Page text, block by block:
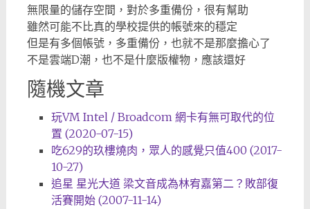
無限量的儲存空間，對於多重備份，很有幫助
雖然可能不比真的學校提供的帳號來的穩定
但是有多個帳號，多重備份，也就不是那麼擔心了
不是雲端D潮，也不是什麼版權物，應該還好
隨機文章
玩VM Intel / Broadcom 網卡有無可取代的位
置 (2020-07-15)
吃629的玖樓燒肉，眾人的感覺只值400 (2017-
10-27)
追星 星光大道 梁文音成為林宥嘉第二？敗部復
活賽開始 (2007-11-14)